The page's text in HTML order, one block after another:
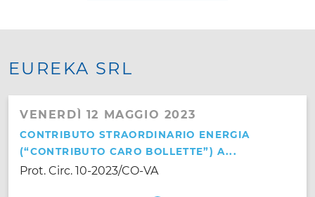
EUREKA SRL
VENERDÌ 12 MAGGIO 2023
CONTRIBUTO STRAORDINARIO ENERGIA
(“CONTRIBUTO CARO BOLLETTE”) A...
Prot. Circ. 10-2023/CO-VA